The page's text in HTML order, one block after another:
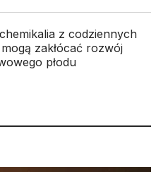
z codziennych
zakłócać rozwój
płodu